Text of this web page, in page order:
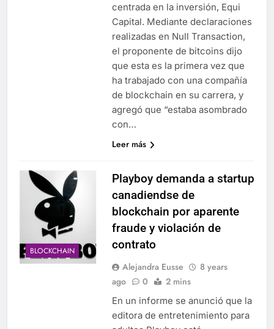
centrada en la inversión, Equi
Capital. Mediante declaraciones
realizadas en Null Transaction,
el proponente de bitcoins dijo
que esta es la primera vez que
ha trabajado con una compañía
de blockchain en su carrera, y
agregó que “estaba asombrado
con…
Leer más
BLOCKCHAIN
Playboy demanda a startup
canadiendse de
blockchain por aparente
fraude y violación de
contrato
Alejandra Eusse
8 years
ago
0 2 mins
En un informe se anunció que la
editora de entretenimiento para